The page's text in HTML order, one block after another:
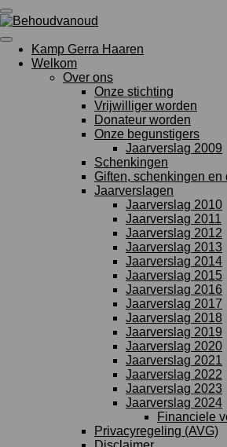
Ga
direct
naar
de
hoofdinhoud
Kamp Gerra Haaren
Welkom
Over ons
Onze stichting
Vrijwilliger worden
Donateur worden
Onze begunstigers
Jaarverslag 2009
Schenkingen
Giften, schenkingen en
Jaarverslagen
Jaarverslag 2010
Jaarverslag 2011
Jaarverslag 2012
Jaarverslag 2013
Jaarverslag 2014
Jaarverslag 2015
Jaarverslag 2016
Jaarverslag 2017
Jaarverslag 2018
Jaarverslag 2019
Jaarverslag 2020
Jaarverslag 2021
Jaarverslag 2022
Jaarverslag 2023
Jaarverslag 2024
Financiele
Privacyregeling (AVG)